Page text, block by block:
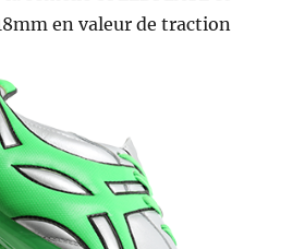
en valeur de traction